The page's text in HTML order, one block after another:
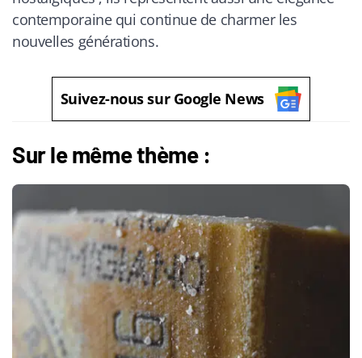
contemporaine qui continue de charmer les
nouvelles générations.
Suivez-nous sur Google News
Sur le même thème :